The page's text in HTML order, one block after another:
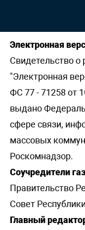
Электронная
Свидетельство
"Электронная
ФС 77 - 71258 от
выдано
сфере связи,
массовых
Роскомнадзор.
Соучредители
Правительство
Совет
Главный